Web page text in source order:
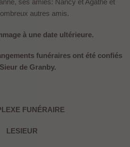
autres amis.
à une date ultérieure.
funéraires ont été confiés
de Granby.
FUNÉRAIRE
LESIEUR